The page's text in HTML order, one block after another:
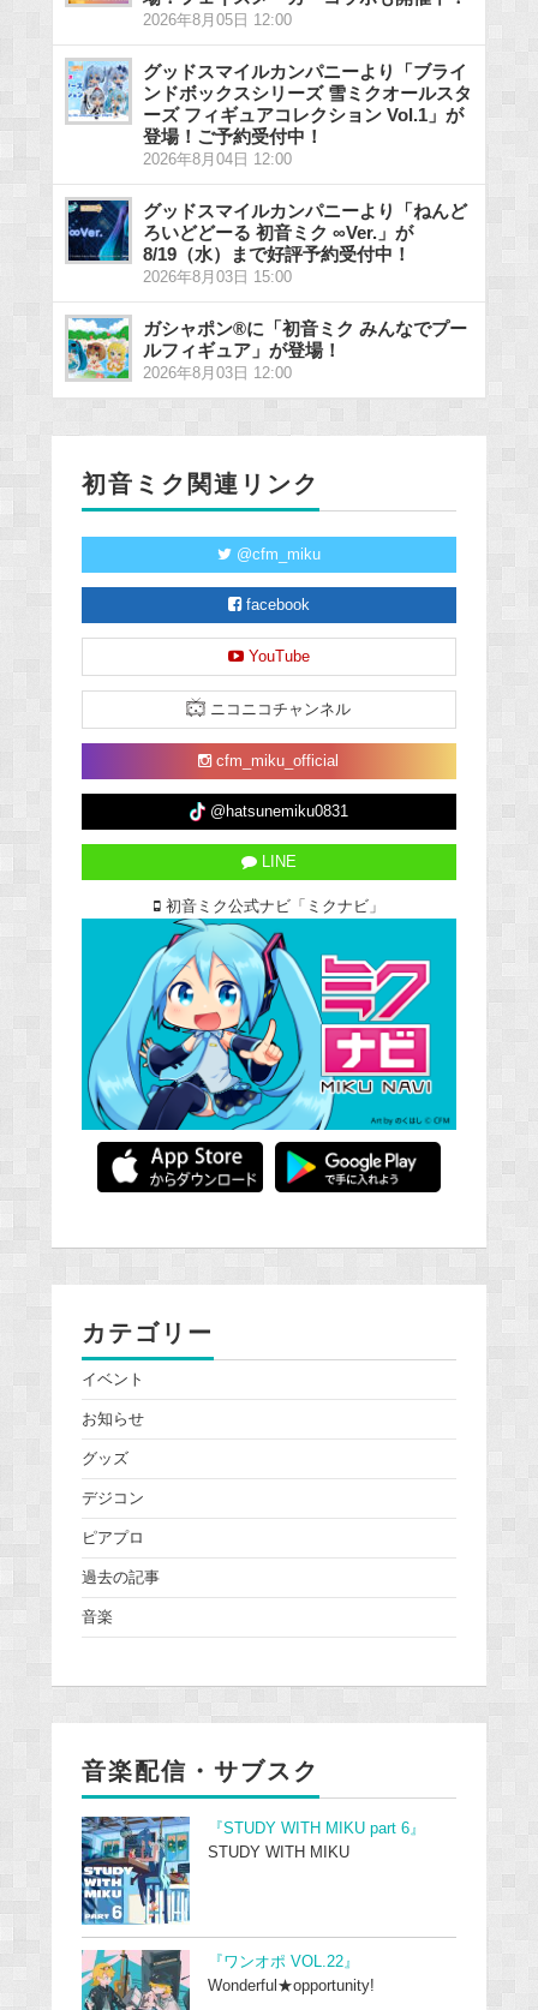
2026年8月05日 12:00
グッドスマイルカンパニーより「ブライ
ンドボックスシリーズ 雪ミクオールスタ
ーズ フィギュアコレクション Vol.1」が
登場！ご予約受付中！
2026年8月04日 12:00
グッドスマイルカンパニーより「ねんど
ろいどどーる 初音ミク ∞Ver.」が
8/19（水）まで好評予約受付中！
2026年8月03日 15:00
ガシャポン®に「初音ミク みんなでプー
ルフィギュア」が登場！
2026年8月03日 12:00
初音ミク関連リンク
@cfm_miku
facebook
YouTube
ニコニコチャンネル
cfm_miku_official
@hatsunemiku0831
LINE
初音ミク公式ナビ「ミクナビ」
カテゴリー
イベント
お知らせ
グッズ
デジコン
ピアプロ
過去の記事
音楽
音楽配信・サブスク
『STUDY WITH MIKU part 6』
STUDY WITH MIKU
『ワンオポ VOL.22』
Wonderful★opportunity!